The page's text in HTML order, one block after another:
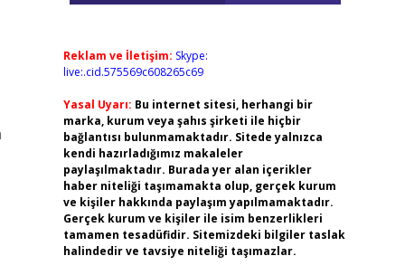
Reklam ve İletişim: Skype:
live:.cid.575569c608265c69
Yasal Uyarı: Bu internet sitesi, herhangi bir
marka, kurum veya şahıs şirketi ile hiçbir
bağlantısı bulunmamaktadır. Sitede yalnızca
kendi hazırladığımız makaleler
paylaşılmaktadır. Burada yer alan içerikler
haber niteliği taşımamakta olup, gerçek kurum
ve kişiler hakkında paylaşım yapılmamaktadır.
Gerçek kurum ve kişiler ile isim benzerlikleri
tamamen tesadüfidir. Sitemizdeki bilgiler taslak
halindedir ve tavsiye niteliği taşımazlar.